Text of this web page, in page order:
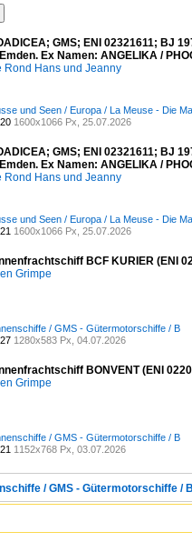
GMS; ENI 02321611; BJ
Ex Namen: ANGELIKA /
Rond Hans und Jeanny
und Seen / Europa / La Meuse - Die
20 1600x1066 Px, 25.07.2026
GMS; ENI 02321611; BJ
Ex Namen: ANGELIKA /
Rond Hans und Jeanny
und Seen / Europa / La Meuse - Die
21 1600x1066 Px, 25.07.2026
BCF KURIER (ENI
Grimpe
/ GMS - Gütermotorschiffe / B
27 1280x583 Px, 04.07.2026
BONVENT (ENI
Grimpe
/ GMS - Gütermotorschiffe / B
21 1152x768 Px, 03.07.2026
/ GMS - Gütermotorschiffe /